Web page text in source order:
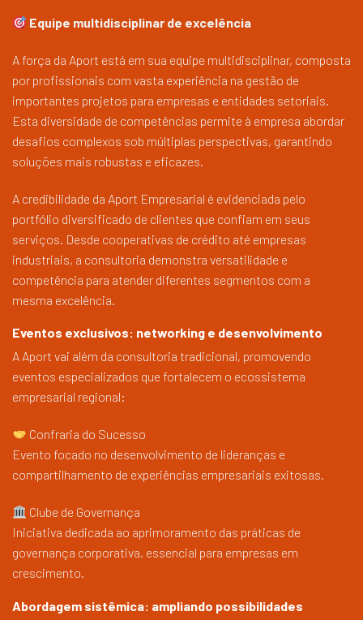
Equipe multidisciplinar de excelência
A força da Aport está em sua equipe multidisciplinar, composta
por profissionais com vasta experiência na gestão de
importantes projetos para empresas e entidades setoriais.
Esta diversidade de competências permite à empresa abordar
desafios complexos sob múltiplas perspectivas, garantindo
soluções mais robustas e eficazes.
A credibilidade da Aport Empresarial é evidenciada pelo
portfólio diversificado de clientes que confiam em seus
serviços. Desde cooperativas de crédito até empresas
industriais, a consultoria demonstra versatilidade e
competência para atender diferentes segmentos com a
mesma excelência.
Eventos exclusivos: networking e desenvolvimento
A Aport vai além da consultoria tradicional, promovendo
eventos especializados que fortalecem o ecossistema
empresarial regional:
Confraria do Sucesso
Evento focado no desenvolvimento de lideranças e
compartilhamento de experiências empresariais exitosas.
Clube de Governança
Iniciativa dedicada ao aprimoramento das práticas de
governança corporativa, essencial para empresas em
crescimento.
Abordagem sistêmica: ampliando possibilidades